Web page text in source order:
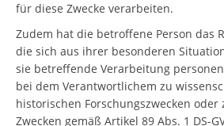
für diese Zwecke verarbeiten.
Zudem hat die betroffene Person das
die sich aus ihrer besonderen
sie betreffende Verarbeitung
bei dem Verantwortlichem zu
historischen Forschungszwecken oder
Zwecken gemäß Artikel 89 Abs. 1 DS-